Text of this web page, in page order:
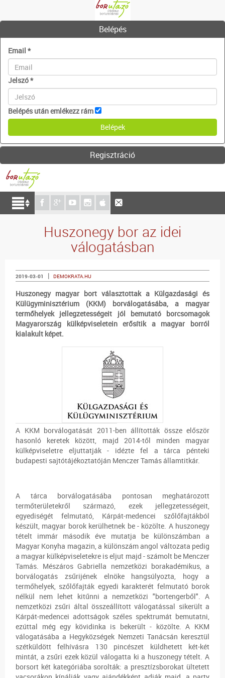
Belépés
Email *
Jelszó*
Belépés után emlékezz rám
Regisztráció
Huszonegy bor az idei
válogatásban
2019-03-01 | DEMOKRATA.HU
Huszonegy magyar bort választottak a Külgazdasági és
Külügyminisztérium (KKM) borválogatásába, a magyar
termőhelyek jellegzetességeit jól bemutató borcsomagok
Magyarország külképviseletein erősítik a magyar borról
kialakult képet.
A KKM borválogatását 2011-ben állították össze először
hasonló keretek között, majd 2014-től minden magyar
külképviseletre eljuttatják - idézte fel a tárca pénteki
budapesti sajtótájékoztatóján Menczer Tamás államtitkár.
A tárca borválogatásába pontosan meghatározott
termőterületekről származó, ezek jellegzetességeit,
egyediségét felmutató, Kárpát-medencei szőlőfajtákból
készült, magyar borok kerülhetnek be - közölte. A huszonegy
tételt immár második éve mutatja be különszámban a
Magyar Konyha magazin, a különszám angol változata pedig
a magyar külképviseletekre is eljut majd - számolt be Menczer
Tamás. Mészáros Gabriella nemzetközi borakadémikus, a
borválogatás zsűrijének elnöke hangsúlyozta, hogy a
termőhelyek, szőlőfajták egyedi karakterét felmutató borok
nélkül nem lehet kitűnni a nemzetközi "bortengerből". A
nemzetközi zsűri által összeállított válogatással sikerült a
Kárpát-medencei adottságok széles spektrumát bemutatni,
ezúttal még egy kövidinka is bekerült - közölte. A KKM
válogatásába a Hegyközségek Nemzeti Tanácsán keresztül
szétküldött felhívásra 130 pincészet küldhetett két-két
mintát, a zsűri ezek közül válogatta ki a huszonegy tételt. A
borsort két kategóriába sorolták: a presztízsborokat ültetett